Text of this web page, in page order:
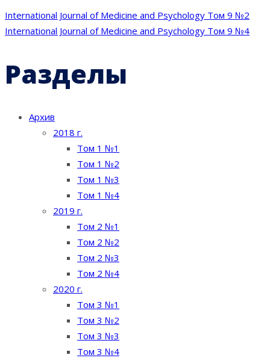
International Journal of Medicine and Psychology Том 9 №2
International Journal of Medicine and Psychology Том 9 №4
Разделы
Архив
2018 г.
Том 1 №1
Том 1 №2
Том 1 №3
Том 1 №4
2019 г.
Том 2 №1
Том 2 №2
Том 2 №3
Том 2 №4
2020 г.
Том 3 №1
Том 3 №2
Том 3 №3
Том 3 №4